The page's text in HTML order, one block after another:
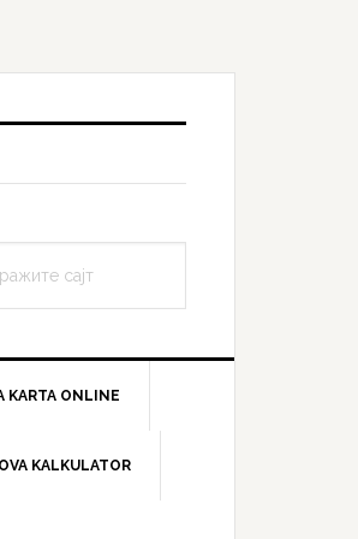
KARTA ONLINE
KALKULATOR